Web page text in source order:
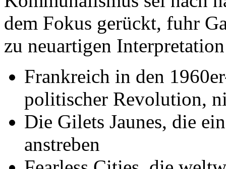
dem Fokus gerückt, fuhr
zu neuartigen
Frankreich in den
politischer Revolution,
Die Gilets Jaunes, die
anstreben